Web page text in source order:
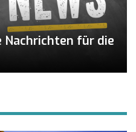
Nachrichten für die